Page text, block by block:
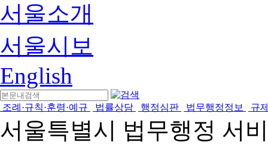
서울소개
서울시보
English
조례·규칙·훈령·예규 법률상담 행정심판 법무행정정보 규
서울특별시 법무행정 서